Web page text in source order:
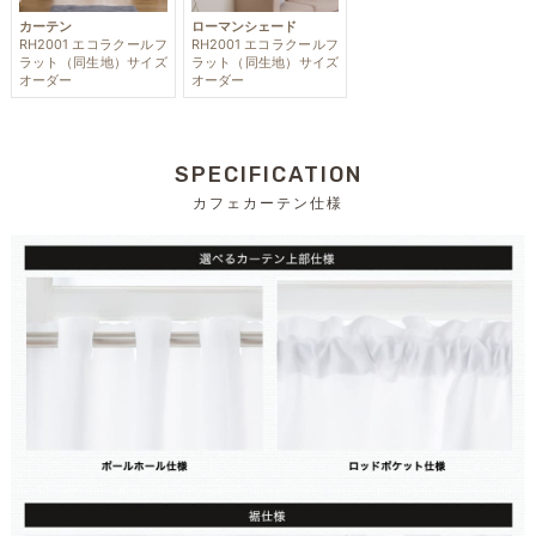
カーテン
RH2001 エコラクールフ
ラット（同生地）サイズ
オーダー
ローマンシェード
RH2001 エコラクールフ
ラット（同生地）サイズ
オーダー
SPECIFICATION
カフェカーテン仕様